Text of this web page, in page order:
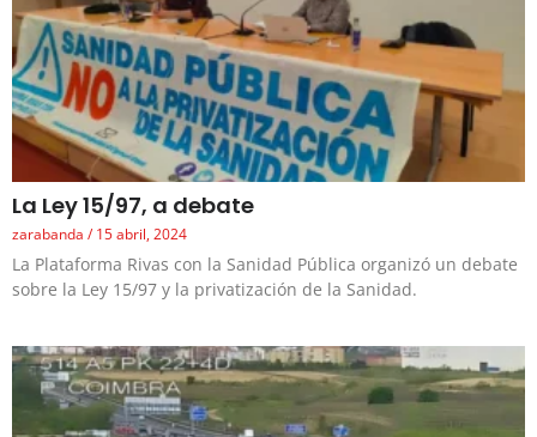
La Ley 15/97, a debate
zarabanda 15 abril, 2024
La Plataforma Rivas con la Sanidad Pública organizó un debate
sobre la Ley 15/97 y la privatización de la Sanidad.